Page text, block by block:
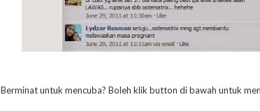
Berminat untuk mencuba? Boleh klik button di bawah untuk